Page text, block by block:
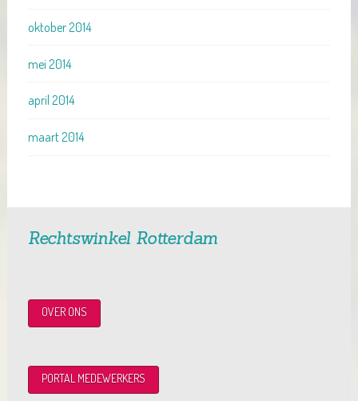
oktober 2014
mei 2014
april 2014
maart 2014
Rechtswinkel Rotterdam
OVER ONS
PORTAL MEDEWERKERS